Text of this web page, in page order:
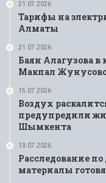
21.07.2026
Тарифы на
Алматы
21.07.2026
Баян Алагузова
Макпал
15.07.2026
Воздух
предупредили
Шымкента
13.07.2026
Расследование
материалы